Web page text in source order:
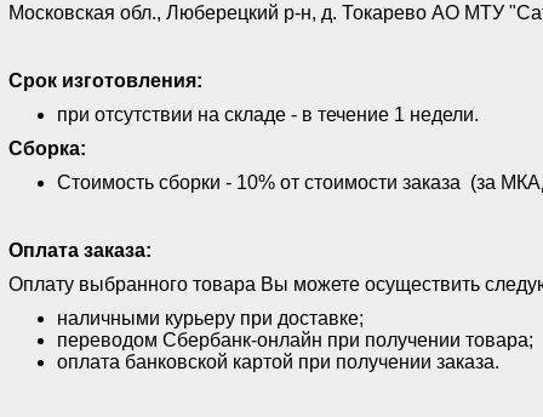
Московская обл., Люберецкий р-н, д. Токарево АО МТУ
Срок изготовления:
при отсутствии на складе - в течение 1 недели.
Сборка:
Стоимость сборки - 10% от стоимости заказа (за
Оплата заказа:
Оплату выбранного товара Вы можете осуществить
наличными курьеру при доставке;
переводом Сбербанк-онлайн при получении товара;
оплата банковской картой при получении заказа.